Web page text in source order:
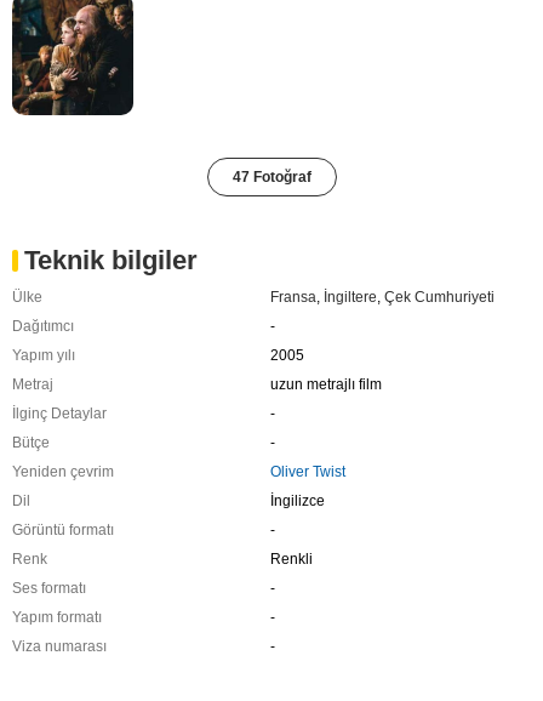
47 Fotoğraf
Teknik bilgiler
Ülke Fransa İngiltere Çek Cumhuriyeti
Dağıtımcı
-
Yapım yılı
2005
Metraj
uzun metrajlı film
İlginç Detaylar
-
Bütçe
-
Yeniden çevrim
Oliver Twist
Dil
İngilizce
Görüntü formatı
-
Renk
Renkli
Ses formatı
-
Yapım formatı
-
Viza numarası
-